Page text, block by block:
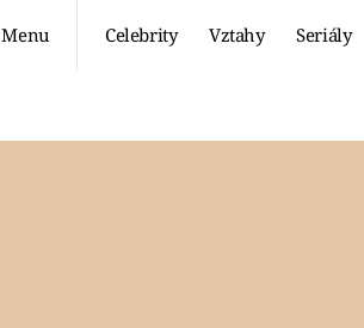
Menu Celebrity Vztahy Seriály